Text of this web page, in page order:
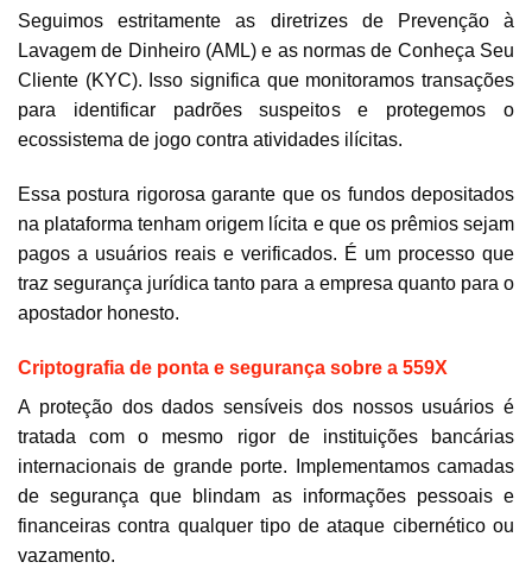
Seguimos estritamente as diretrizes de Prevenção à
Lavagem de Dinheiro (AML) e as normas de Conheça Seu
Cliente (KYC). Isso significa que monitoramos transações
para identificar padrões suspeitos e protegemos o
ecossistema de jogo contra atividades ilícitas.
Essa postura rigorosa garante que os fundos depositados
na plataforma tenham origem lícita e que os prêmios sejam
pagos a usuários reais e verificados. É um processo que
traz segurança jurídica tanto para a empresa quanto para o
apostador honesto.
Criptografia de ponta e segurança sobre a 559X
A proteção dos dados sensíveis dos nossos usuários é
tratada com o mesmo rigor de instituições bancárias
internacionais de grande porte. Implementamos camadas
de segurança que blindam as informações pessoais e
financeiras contra qualquer tipo de ataque cibernético ou
vazamento.